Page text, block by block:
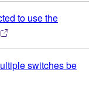
to use the
switches be